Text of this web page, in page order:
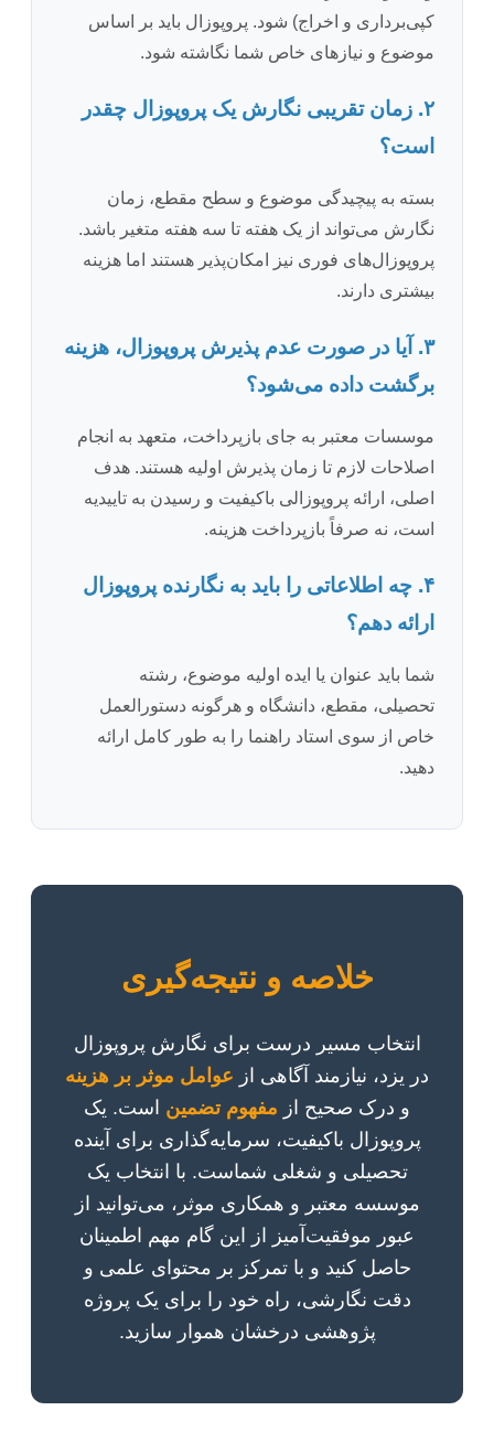
کپی‌برداری و اخراج) شود. پروپوزال باید بر اساس
موضوع و نیازهای خاص شما نگاشته شود.
۲. زمان تقریبی نگارش یک پروپوزال چقدر
است؟
بسته به پیچیدگی موضوع و سطح مقطع، زمان
نگارش می‌تواند از یک هفته تا سه هفته متغیر باشد.
پروپوزال‌های فوری نیز امکان‌پذیر هستند اما هزینه
بیشتری دارند.
۳. آیا در صورت عدم پذیرش پروپوزال، هزینه
برگشت داده می‌شود؟
موسسات معتبر به جای بازپرداخت، متعهد به انجام
اصلاحات لازم تا زمان پذیرش اولیه هستند. هدف
اصلی، ارائه پروپوزالی باکیفیت و رسیدن به تاییدیه
است، نه صرفاً بازپرداخت هزینه.
۴. چه اطلاعاتی را باید به نگارنده پروپوزال
ارائه دهم؟
شما باید عنوان یا ایده اولیه موضوع، رشته
تحصیلی، مقطع، دانشگاه و هرگونه دستورالعمل
خاص از سوی استاد راهنما را به طور کامل ارائه
دهید.
خلاصه و نتیجه‌گیری
انتخاب مسیر درست برای نگارش پروپوزال
در یزد، نیازمند آگاهی از عوامل موثر بر هزینه
و درک صحیح از مفهوم تضمین است. یک
پروپوزال باکیفیت، سرمایه‌گذاری برای آینده
تحصیلی و شغلی شماست. با انتخاب یک
موسسه معتبر و همکاری موثر، می‌توانید از
عبور موفقیت‌آمیز از این گام مهم اطمینان
حاصل کنید و با تمرکز بر محتوای علمی و
دقت نگارشی، راه خود را برای یک پروژه
پژوهشی درخشان هموار سازید.